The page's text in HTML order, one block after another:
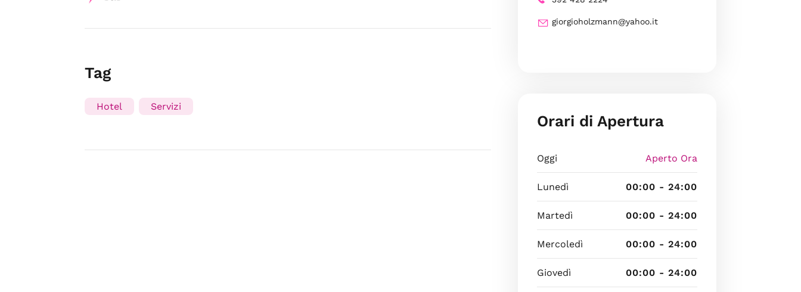
Tag
Hotel Servizi
giorgioholzmann@yahoo.it
Orari di Apertura
Oggi Aperto Ora
Lunedì 00:00 - 24:00
Martedì 00:00 - 24:00
Mercoledì 00:00 - 24:00
Giovedì 00:00 - 24:00